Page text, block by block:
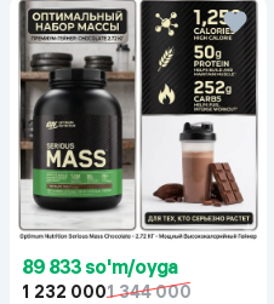
89 833 so'm/oyga
1 232 0001 344 000